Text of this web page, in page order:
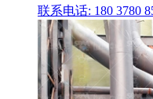
联系电话: 180 3780